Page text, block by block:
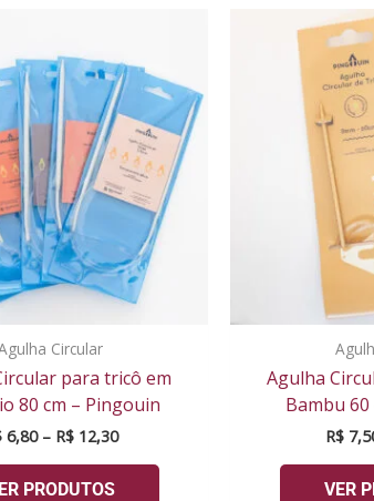
Circular
para tricô em
80 cm – Pingouin
6,80 – R$12,30
R$ 6,80
através
R$ 12,30
PRODUTOS
Agulha
Bambu
R$
VER